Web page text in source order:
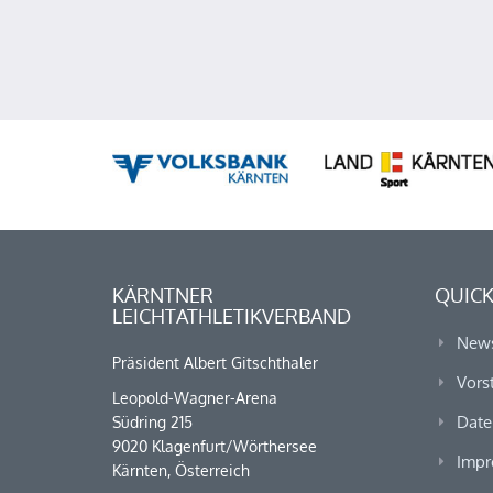
KÄRNTNER
LEICHTATHLETIKVERBAND
Präsident Albert Gitschthaler
Leopold-Wagner-Arena
Südring 215
9020 Klagenfurt/Wörthersee
Kärnten, Österreich